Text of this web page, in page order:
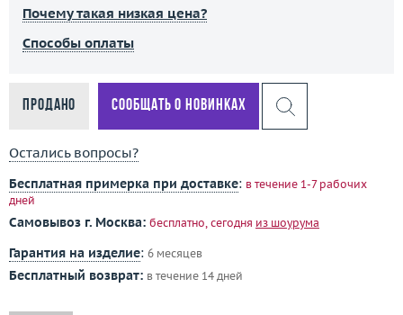
Почему такая низкая цена?
Способы оплаты
Продано Сообщать о новинках
Остались вопросы?
Бесплатная примерка при доставке: в течение 1-7 рабочих
дней
Самовывоз г. Москва: бесплатно, сегодня из шоурума
Гарантия на изделие: 6 месяцев
Бесплатный возврат: в течение 14 дней